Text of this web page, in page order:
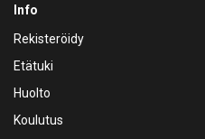
Info
Rekisteröidy
Etätuki
Huolto
Koulutus